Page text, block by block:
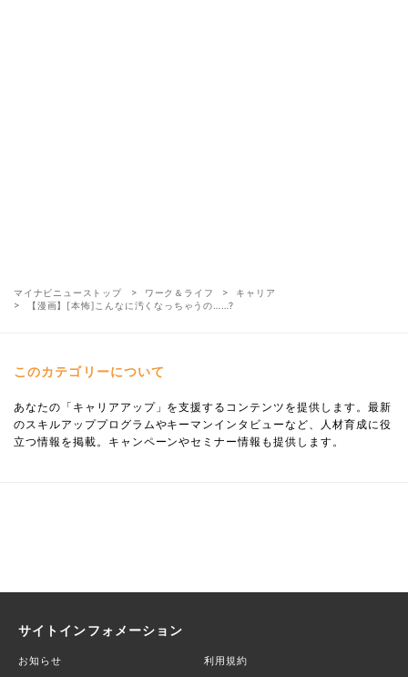
マイナビニューストップ ワーク＆ライフ
キャリア
【漫画】[本怖]こんなに汚くなっちゃうの……?
このカテゴリーについて
あなたの「キャリアアップ」を支援するコンテンツを提供します。最新
のスキルアッププログラムやキーマンインタビューなど、人材育成に役
立つ情報を掲載。キャンペーンやセミナー情報も提供します。
サイトインフォメーション
お知らせ 利用規約